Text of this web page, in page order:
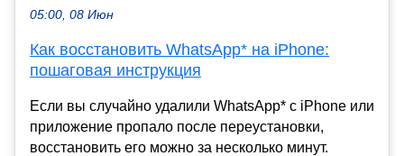
05:00, 08 Июн
Как восстановить WhatsApp* на iPhone:
пошаговая инструкция
Если вы случайно удалили WhatsApp* с iPhone или
приложение пропало после переустановки,
восстановить его можно за несколько минут.